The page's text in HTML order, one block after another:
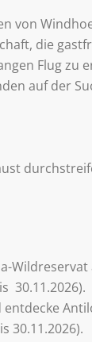
von
die
Flug zu
auf der
30.11.2026).
30.11.2026).